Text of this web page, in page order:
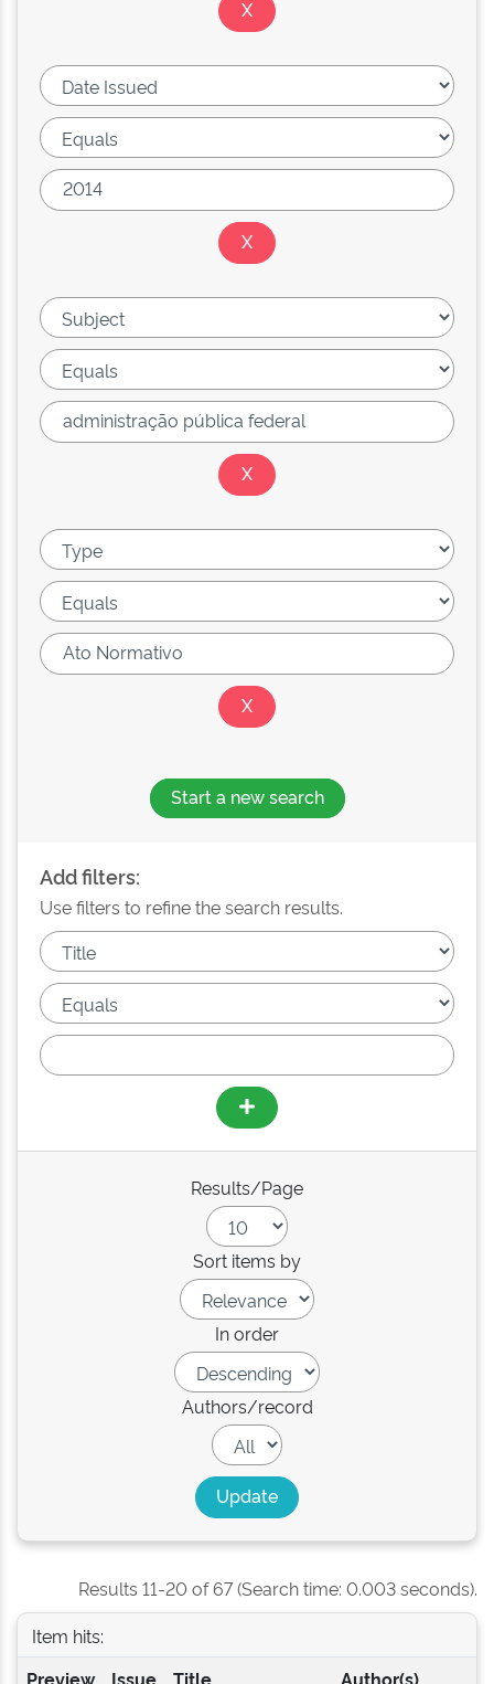
Start a new search
Add filters:
Use filters to refine the search results.
Results/Page
Sort items by
In order
Authors/record
Results 11-20 of 67 (Search time: 0.003 seconds).
Item hits:
Preview
Issue Title Author(s)